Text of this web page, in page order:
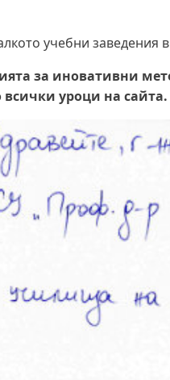
учебни
за иновативни
всички уроци на сайта.